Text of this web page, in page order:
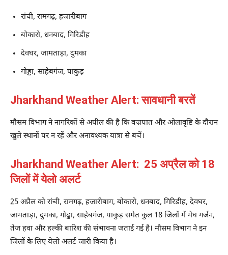
रांची, रामगढ़, हजारीबाग
बोकारो, धनबाद, गिरिडीह
देवघर, जामताड़ा, दुमका
गोड्डा, साहेबगंज, पाकुड़
Jharkhand Weather Alert: सावधानी बरतें
मौसम विभाग ने नागरिकों से अपील की है कि वज्रपात और ओलावृष्टि के दौरान
खुले स्थानों पर न रहें और अनावश्यक यात्रा से बचें।
Jharkhand Weather Alert: 25 अप्रैल को 18
जिलों में येलो अलर्ट
25 अप्रैल को रांची, रामगढ़, हजारीबाग, बोकारो, धनबाद, गिरिडीह, देवघर,
जामताड़ा, दुमका, गोड्डा, साहेबगंज, पाकुड़ समेत कुल 18 जिलों में मेघ गर्जन,
तेज हवा और हल्की बारिश की संभावना जताई गई है। मौसम विभाग ने इन
जिलों के लिए येलो अलर्ट जारी किया है।